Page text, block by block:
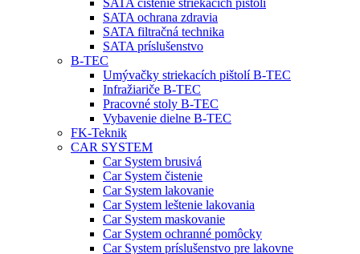
SATA čistenie striekacích pištolí
SATA ochrana zdravia
SATA filtračná technika
SATA príslušenstvo
B-TEC
Umývačky striekacích pištolí B-TEC
Infražiariče B-TEC
Pracovné stoly B-TEC
Vybavenie dielne B-TEC
FK-Teknik
CAR SYSTEM
Car System brusivá
Car System čistenie
Car System lakovanie
Car System leštenie lakovania
Car System maskovanie
Car System ochranné pomôcky
Car System príslušenstvo pre lakovne